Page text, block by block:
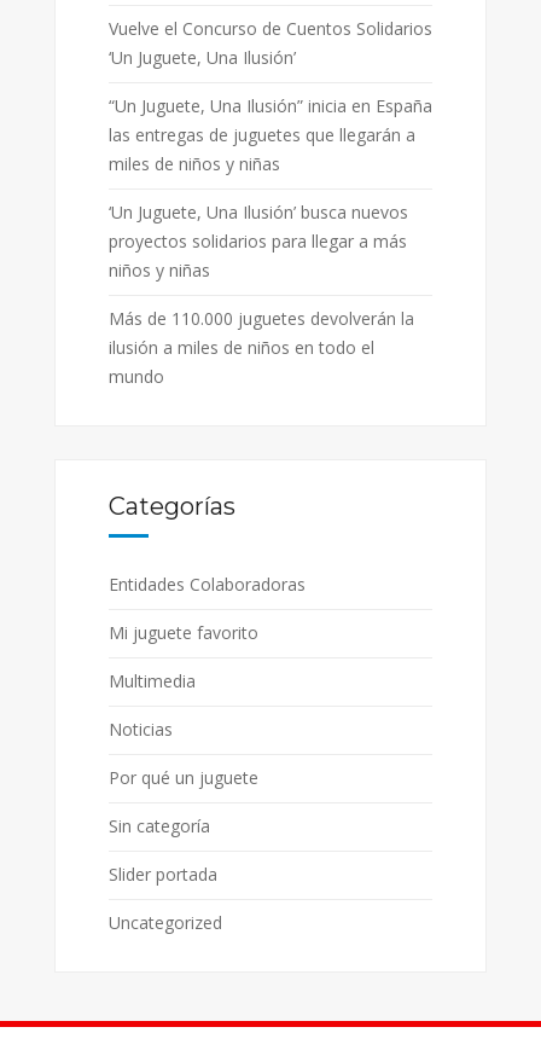
Vuelve el Concurso de Cuentos Solidarios
‘Un Juguete, Una Ilusión’
“Un Juguete, Una Ilusión” inicia en España
las entregas de juguetes que llegarán a
miles de niños y niñas
‘Un Juguete, Una Ilusión’ busca nuevos
proyectos solidarios para llegar a más
niños y niñas
Más de 110.000 juguetes devolverán la
ilusión a miles de niños en todo el
mundo
Categorías
Entidades Colaboradoras
Mi juguete favorito
Multimedia
Noticias
Por qué un juguete
Sin categoría
Slider portada
Uncategorized